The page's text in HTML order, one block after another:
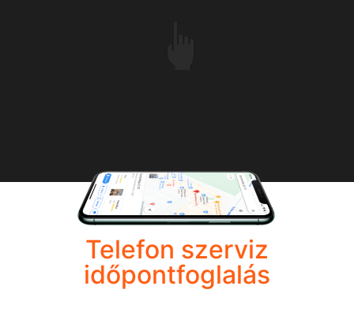
Telefon szerviz
időpontfoglalás